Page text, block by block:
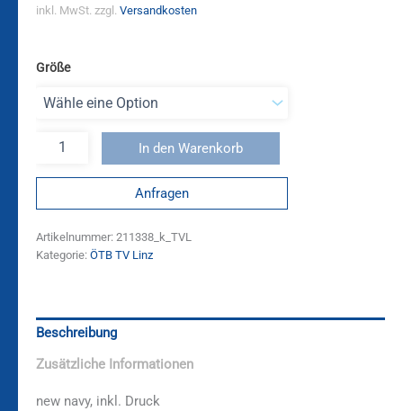
inkl. MwSt. zzgl. Versandkosten
Größe
In den Warenkorb
Anfragen
Artikelnummer: 211338_k_TVL
Kategorie: ÖTB TV Linz
Beschreibung
Zusätzliche Informationen
new navy, inkl. Druck